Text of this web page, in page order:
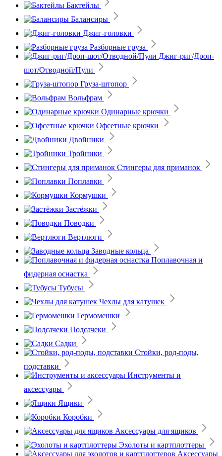
Бактейлы
Балансиры
Джиг-головки
Разборные груза
Джиг-риг/Дроп-
шот/Отводной/Пули
Груза-штопор
Вольфрам
Одинарные крючки
Офсетные крючки
Двойники
Тройники
Стингеры для приманок
Поплавки
Кормушки
Застёжки
Поводки
Вертлюги
Заводные кольца
Поплавочная и
фидерная оснастка
Тубусы
Чехлы для катушек
Гермомешки
Подсачеки
Садки
Стойки, род-поды,
подставки
Инструменты и
аксессуары
Ящики
Коробки
Аксессуары для ящиков
Эхолоты и картплоттеры
Аксессуары